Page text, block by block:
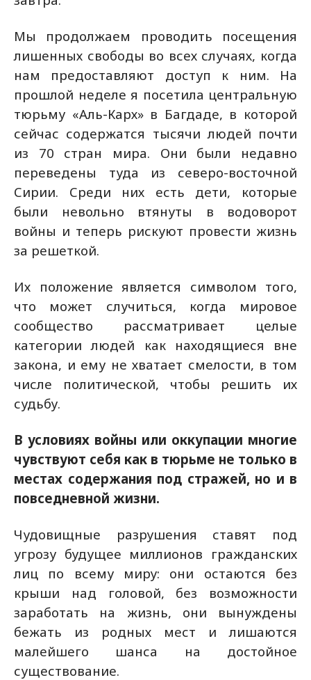
Мы продолжаем проводить посещения
лишенных свободы во всех случаях, когда
нам предоставляют доступ к ним. На
прошлой неделе я посетила центральную
тюрьму «Аль-Карх» в Багдаде, в которой
сейчас содержатся тысячи людей почти
из 70 стран мира. Они были недавно
переведены туда из северо-восточной
Сирии. Среди них есть дети, которые
были невольно втянуты в водоворот
войны и теперь рискуют провести жизнь
за решеткой.
Их положение является символом того,
что может случиться, когда мировое
сообщество рассматривает целые
категории людей как находящиеся вне
закона, и ему не хватает смелости, в том
числе политической, чтобы решить их
судьбу.
В условиях войны или оккупации многие
чувствуют себя как в тюрьме не только в
местах содержания под стражей, но и в
повседневной жизни.
Чудовищные разрушения ставят под
угрозу будущее миллионов гражданских
лиц по всему миру: они остаются без
крыши над головой, без возможности
заработать на жизнь, они вынуждены
бежать из родных мест и лишаются
малейшего шанса на достойное
существование.